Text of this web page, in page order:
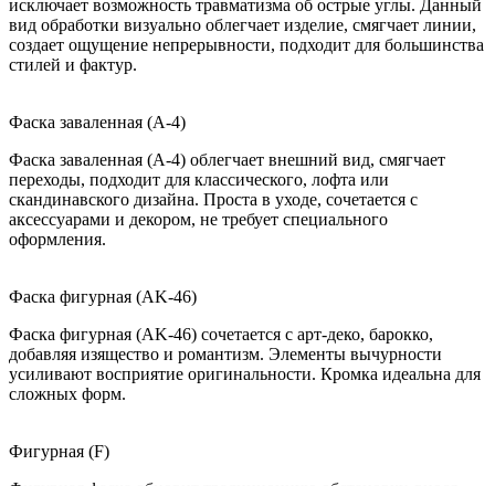
исключает возможность травматизма об острые углы. Данный
вид обработки визуально облегчает изделие, смягчает линии,
создает ощущение непрерывности, подходит для большинства
стилей и фактур.
Фаска заваленная (A-4)
Фаска заваленная (A-4) облегчает внешний вид, смягчает
переходы, подходит для классического, лофта или
скандинавского дизайна. Проста в уходе, сочетается с
аксессуарами и декором, не требует специального
оформления.
Фаска фигурная (AK-46)
Фаска фигурная (AK-46) сочетается с арт-деко, барокко,
добавляя изящество и романтизм. Элементы вычурности
усиливают восприятие оригинальности. Кромка идеальна для
сложных форм.
Фигурная (F)